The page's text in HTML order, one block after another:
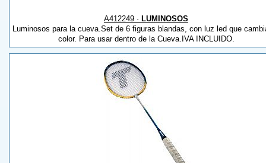
A412249 · LUMINOSOS
Luminosos para la cueva.Set de 6 figuras blandas, con luz led que
color. Para usar dentro de la Cueva.IVA INCLUIDO.